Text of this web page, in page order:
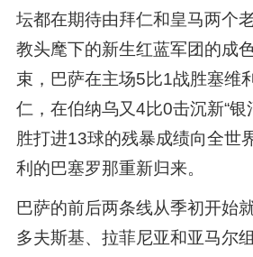
坛都在期待由拜仁和皇马两个
教头麾下的新生红蓝军团的成
束，巴萨在主场5比1战胜塞维
仁，在伯纳乌又4比0击沉新“银
胜打进13球的残暴成绩向全世
利的巴塞罗那重新归来。
巴萨的前后两条线从季初开始
多夫斯基、拉菲尼亚和亚马尔